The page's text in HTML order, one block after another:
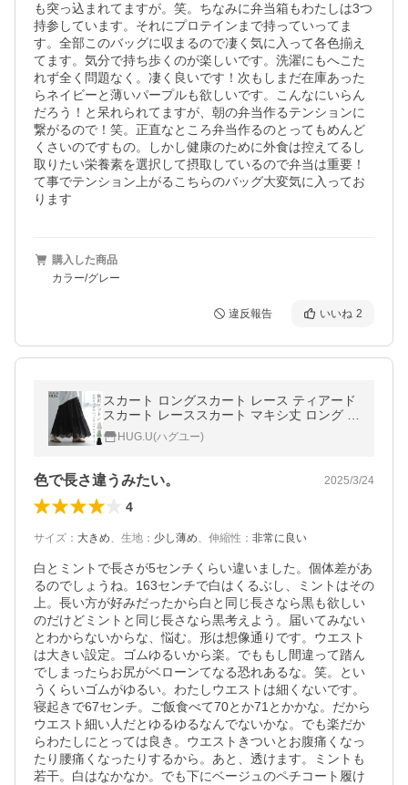
も突っ込まれてますが。笑。ちなみに弁当箱もわたしは3つ
持参しています。それにプロテインまで持っていってま
す。全部このバッグに収まるので凄く気に入って各色揃え
てます。気分で持ち歩くのが楽しいです。洗濯にもへこた
れず全く問題なく。凄く良いです！次もしまだ在庫あった
らネイビーと薄いパープルも欲しいです。こんなにいらん
だろう！と呆れられてますが、朝の弁当作るテンションに
繋がるので！笑。正直なところ弁当作るのとってもめんど
くさいのですもの。しかし健康のために外食は控えてるし
取りたい栄養素を選択して摂取しているので弁当は重要！
て事でテンション上がるこちらのバッグ大変気に入ってお
ります
購入した商品
カラー/グレー
違反報告 いいね 2
スカート ロングスカート レース ティアード
スカート レーススカート マキシ丈 ロング 大
人MUSE
HUG.U(ハグユー)
色で長さ違うみたい。 2025/3/24
4
サイズ ： 大きめ、 生地 ： 少し薄め、 伸縮性 ： 非常に良い
白とミントで長さが5センチくらい違いました。個体差があ
るのでしょうね。163センチで白はくるぶし、ミントはその
上。長い方が好みだったから白と同じ長さなら黒も欲しい
のだけどミントと同じ長さなら黒考えよう。届いてみない
とわからないからな、悩む。形は想像通りです。ウエスト
は大きい設定。ゴムゆるいから楽。でももし間違って踏ん
でしまったらお尻がベローンてなる恐れあるな。笑。とい
うくらいゴムがゆるい。わたしウエストは細くないです。
寝起きで67センチ。ご飯食べて70とか71とかかな。だから
ウエスト細い人だとゆるゆるなんでないかな。でも楽だか
らわたしにとっては良き。ウエストきついとお腹痛くなっ
たり腰痛くなったりするから。あと、透けます。ミントも
若干。白はなかなか。でも下にベージュのペチコート履け